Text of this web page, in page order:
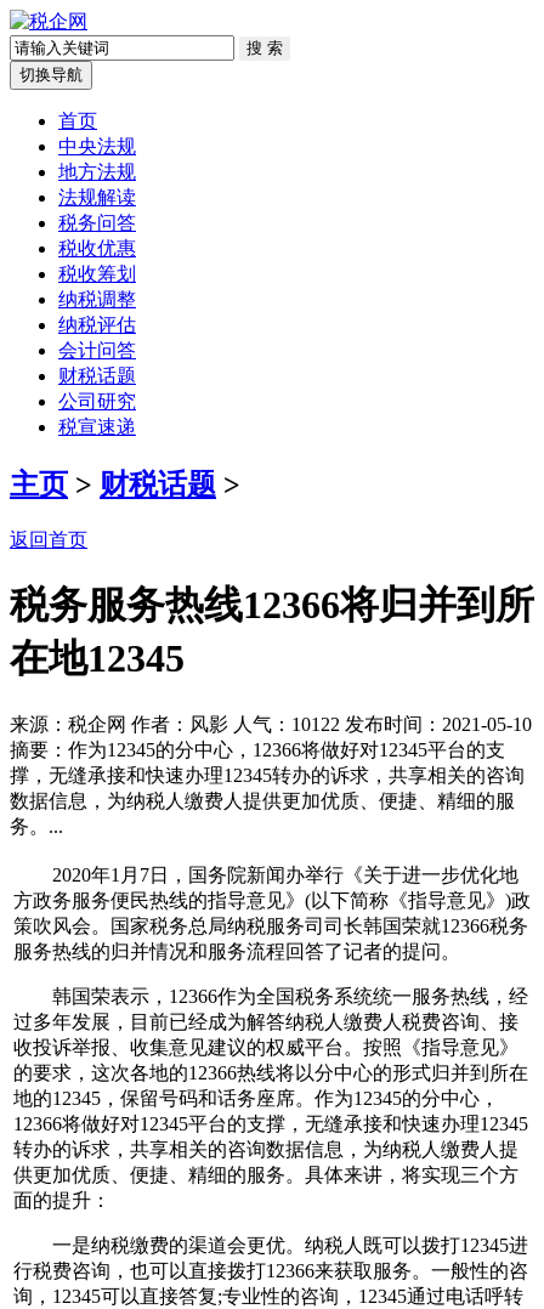
切换导航
首页
中央法规
地方法规
法规解读
税务问答
税收优惠
税收筹划
纳税调整
纳税评估
会计问答
财税话题
公司研究
税宣速递
主页 > 财税话题 >
返回首页
税务服务热线12366将归并到所
在地12345
来源：税企网 作者：风影 人气： 10122 发布时间：2021-05-10
摘要：作为12345的分中心，12366将做好对12345平台的支
撑，无缝承接和快速办理12345转办的诉求，共享相关的咨询
数据信息，为纳税人缴费人提供更加优质、便捷、精细的服
务。...
2020年1月7日，国务院新闻办举行《关于进一步优化地
方政务服务便民热线的指导意见》(以下简称《指导意见》)政
策吹风会。国家税务总局纳税服务司司长韩国荣就12366税务
服务热线的归并情况和服务流程回答了记者的提问。
韩国荣表示，12366作为全国税务系统统一服务热线，经
过多年发展，目前已经成为解答纳税人缴费人税费咨询、接
收投诉举报、收集意见建议的权威平台。按照《指导意见》
的要求，这次各地的12366热线将以分中心的形式归并到所在
地的12345，保留号码和话务座席。作为12345的分中心，
12366将做好对12345平台的支撑，无缝承接和快速办理12345
转办的诉求，共享相关的咨询数据信息，为纳税人缴费人提
供更加优质、便捷、精细的服务。具体来讲，将实现三个方
面的提升：
一是纳税缴费的渠道会更优。纳税人既可以拨打12345进
行税费咨询，也可以直接拨打12366来获取服务。一般性的咨
询，12345可以直接答复;专业性的咨询，12345通过电话呼转